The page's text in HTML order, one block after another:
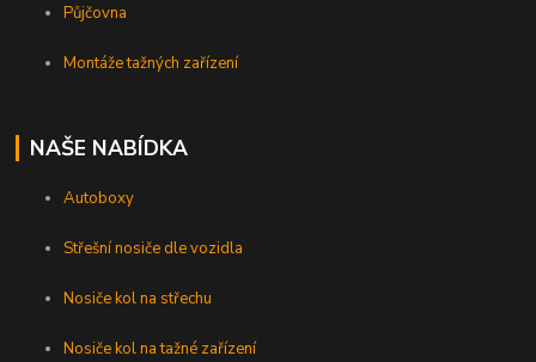
Půjčovna
Montáže tažných zařízení
NAŠE NABÍDKA
Autoboxy
Střešní nosiče dle vozidla
Nosiče kol na střechu
Nosiče kol na tažné zařízení